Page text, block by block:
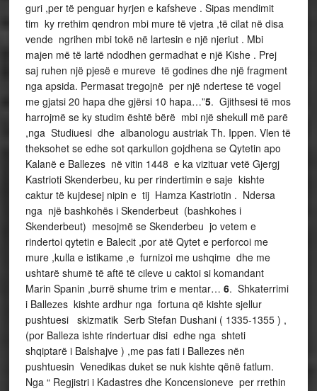
guri ,per të penguar hyrjen e kafsheve . Sipas mendimit
tim ky rrethim qendron mbi mure të vjetra ,të cilat në disa
vende ngrihen mbi tokë në lartesin e një njeriut . Mbi
majen më të lartë ndodhen germadhat e një Kishe . Prej
saj ruhen një pjesë e mureve të godines dhe një fragment
nga apsida. Permasat tregojnë per një ndertese të vogel
me gjatsi 20 hapa dhe gjërsi 10 hapa…”5. Gjithsesi të mos
harrojmë se ky studim është bërë mbi një shekull më parë
,nga Studiuesi dhe albanologu austriak Th. Ippen. Vlen të
theksohet se edhe sot qarkullon gojdhena se Qytetin apo
Kalanë e Ballezes në vitin 1448 e ka vizituar vetë Gjergj
Kastrioti Skenderbeu, ku per rindertimin e saje kishte
caktur të kujdesej nipin e tij Hamza Kastriotin . Ndersa
nga një bashkohës i Skenderbeut (bashkohes i
Skenderbeut) mesojmë se Skenderbeu jo vetem e
rindertoi qytetin e Balecit ,por atë Qytet e perforcoi me
mure ,kulla e istikame ,e furnizoi me ushqime dhe me
ushtarë shumë të aftë të cileve u caktoi si komandant
Marin Spanin ,burrë shume trim e mentar… 6. Shkaterrimi
i Ballezes kishte ardhur nga fortuna që kishte sjellur
pushtuesi skizmatik Serb Stefan Dushani ( 1335-1355 ) ,
(por Balleza ishte rindertuar disi edhe nga shteti
shqiptarë i Balshajve ) ,me pas fati i Ballezes nën
pushtuesin Venedikas duket se nuk kishte qënë fatlum.
Nga “ Regjistri i Kadastres dhe Koncensioneve per rrethin